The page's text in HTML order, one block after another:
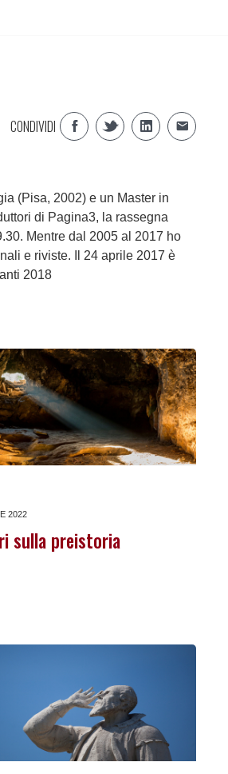
CONDIVIDI
(Pisa, 2002) e un Master in
di Pagina3, la rassegna
Mentre dal 2005 al 2017 ho
e riviste. Il 24 aprile 2017 è
2018
2022
sulla preistoria